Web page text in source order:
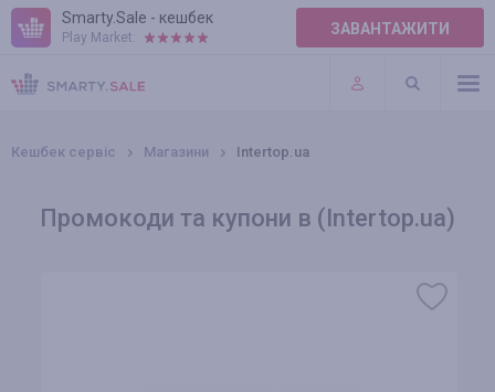
Smarty.Sale - кешбек
Play Market: ЗАВАНТАЖИТИ
ПРАВИЛА
ПЛАГІНИ
Кешбек сервіс Магазини Intertop.ua
Промокоди та купони в (Intertop.ua)